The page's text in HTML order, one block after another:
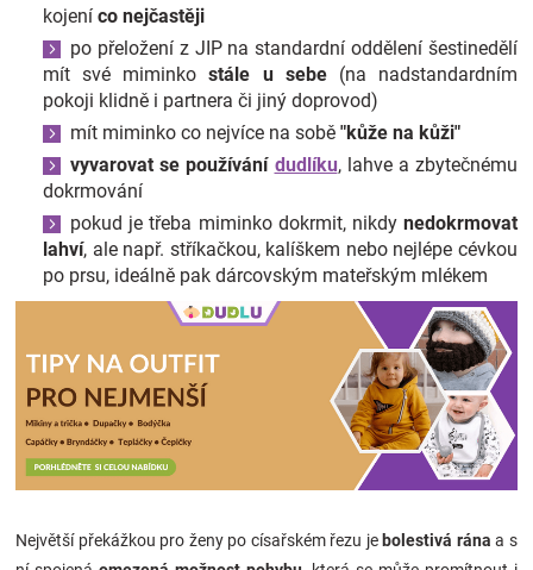
kojení co nejčastěji
po přeložení z JIP na standardní oddělení šestinedělí
mít své miminkostále u sebe(na nadstandardním
pokoji klidně i partnera či jiný doprovod)
mít miminko co nejvíce na sobě "kůže na kůži"
vyvarovat se používání dudlíku, lahve a zbytečnému
dokrmování
pokud je třeba miminko dokrmit, nikdy nedokrmovat
lahví, ale např. stříkačkou, kalíškem nebo nejlépe cévkou
po prsu, ideálně pak dárcovským mateřským mlékem
Největší překážkou pro ženy po císařském řezu je bolestivá rána a s